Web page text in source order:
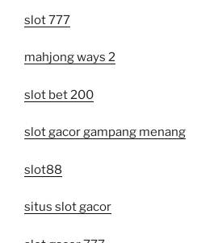
slot 777
mahjong ways 2
slot bet 200
slot gacor gampang menang
slot88
situs slot gacor